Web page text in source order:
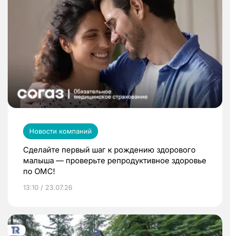
Новости компаний
Сделайте первый шаг к рождению здорового
малыша — проверьте репродуктивное здоровье
по ОМС!
13:10 / 23.07.26